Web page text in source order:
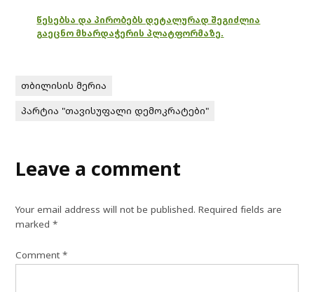
წესებსა და პირობებს დეტალურად შეგიძლია
გაეცნო მხარდაჭერის პლატფორმაზე.
თბილისის მერია
პარტია "თავისუფალი დემოკრატები"
Leave a comment
Your email address will not be published. Required fields are
marked*
Comment*